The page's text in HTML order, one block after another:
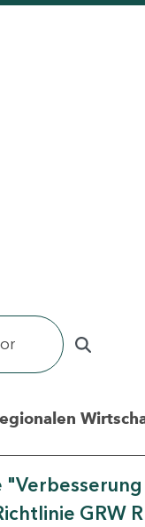
GRW